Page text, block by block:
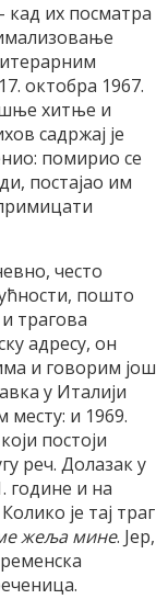
кад их посматра
октобра 1967.
хитње и
садржај је
помирио се
постајао им
често
пошто
трагова
адресу, он
и говорим још
у Италији
месту: и 1969.
постоји
реч. Долазак у
године и на
је тај траг
жеља мине. Јер,